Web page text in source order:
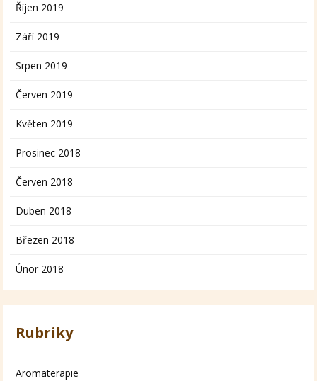
Říjen 2019
Září 2019
Srpen 2019
Červen 2019
Květen 2019
Prosinec 2018
Červen 2018
Duben 2018
Březen 2018
Únor 2018
Rubriky
Aromaterapie